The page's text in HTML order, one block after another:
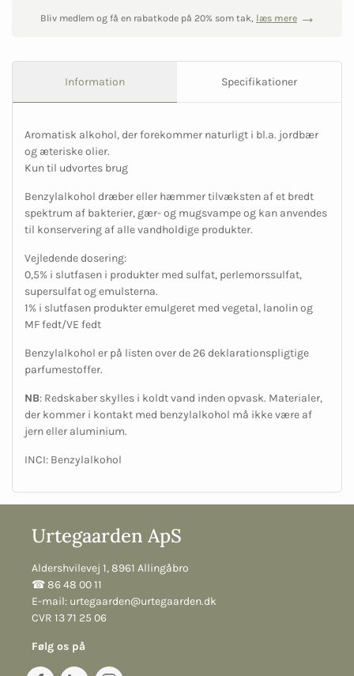
Bliv medlem og få en rabatkode på 20% som tak, læs mere
Information Specifikationer
Aromatisk alkohol, der forekommer naturligt i bl.a. jordbær
og æteriske olier.
Kun til udvortes brug
Benzylalkohol dræber eller hæmmer tilvæksten af et bredt
spektrum af bakterier, gær- og mugsvampe og kan anvendes
til konservering af alle vandholdige produkter.
Vejledende dosering:
0,5% i slutfasen i produkter med sulfat, perlemorssulfat,
supersulfat og emulsterna.
1% i slutfasen produkter emulgeret med vegetal, lanolin og
MF fedt/VE fedt
Benzylalkohol er på listen over de 26 deklarationspligtige
parfumestoffer.
NB: Redskaber skylles i koldt vand inden opvask. Materialer,
der kommer i kontakt med benzylalkohol må ikke være af
jern eller aluminium.
INCI: Benzylalkohol
Urtegaarden ApS
Aldershvilevej 1, 8961 Allingåbro
☎︎ 86 48 00 11
E-mail: urtegaarden@urtegaarden.dk
CVR 13 71 25 06
Følg os på